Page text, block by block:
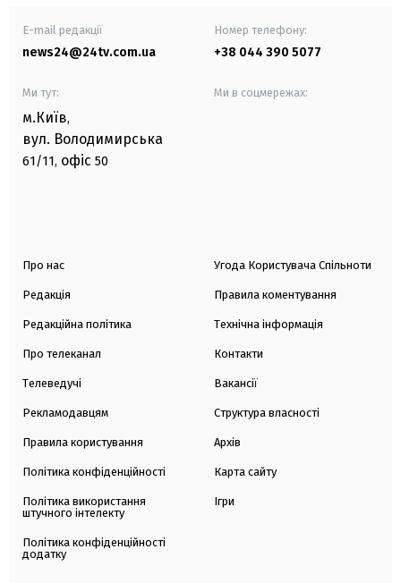
E-mail редакції
news24@24tv.com.ua
Номер телефону:
+38 044 390 5077
Ми тут:
м.Київ,
вул. Володимирська
61/11, офіс 50
Ми в соцмережах:
Про нас
Редакція
Редакційна політика
Про телеканал
Телеведучі
Рекламодавцям
Правила користування
Політика конфіденційності
Політика використання
штучного інтелекту
Політика конфіденційності
додатку
Угода Користувача Спільноти
Правила коментування
Технічна інформація
Контакти
Вакансії
Структура власності
Архів
Карта сайту
Ігри